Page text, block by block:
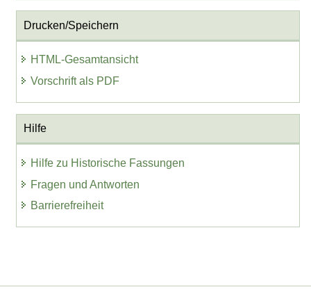
Drucken/Speichern
HTML-Gesamtansicht
Vorschrift als PDF
Hilfe
Hilfe zu Historische Fassungen
Fragen und Antworten
Barrierefreiheit